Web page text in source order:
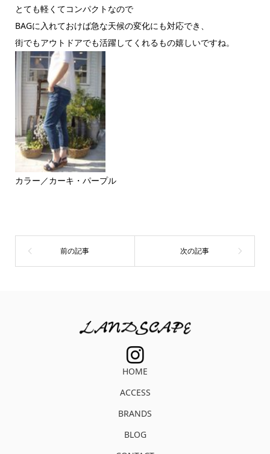
とても軽くてコンパクトなので
BAGに入れておけば急な天候の変化にも対応でき、
街でもアウトドアでも活躍してくれるもの嬉しいですね。
カラー／カーキ・パープル
HOME
ACCESS
BRANDS
BLOG